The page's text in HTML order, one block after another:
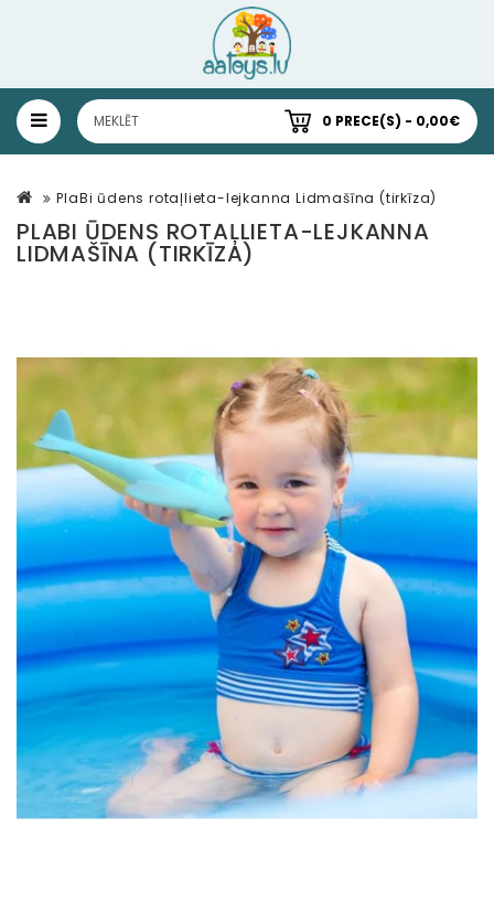
0 PRECE(S) - 0,00€
PlaBi ūdens rotaļlieta-lejkanna Lidmašīna (tirkīza)
PLABI ŪDENS ROTAĻLIETA-LEJKANNA
LIDMAŠĪNA (TIRKĪZA)